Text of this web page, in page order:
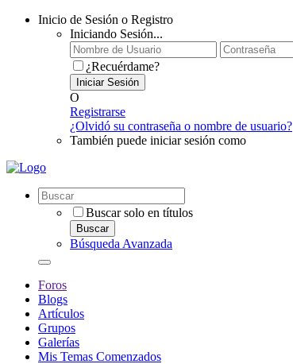
Inicio de Sesión o Registro
Iniciando Sesión...
¿Recuérdame?
Iniciar Sesión
O
Registrarse
¿Olvidó su contraseña o nombre de usuario?
También puede iniciar sesión como
Buscar solo en títulos
Buscar
Búsqueda Avanzada
Foros
Blogs
Artículos
Grupos
Galerías
Mis Temas Comenzados